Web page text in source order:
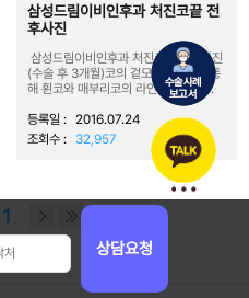
삼성드림이비인후과 처진코끝 전
후사진
삼성드림이비인후과 처진코끝 전후사진
(수술 후 3개월)코의 겉모습절골술을 통
해 휜코와 매부리코의 라인을 매끄럽...
등록일 : 2016.07.24
조회수 :
32,957
1
상담요청
상담요청